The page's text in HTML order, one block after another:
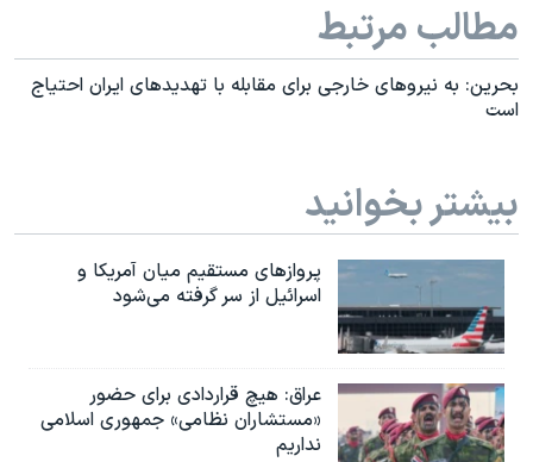
مطالب مرتبط
بحرین: به نیروهای خارجی برای مقابله با تهدیدهای ایران احتیاج
است
بیشتر بخوانید
پروازهای مستقیم میان آمریکا و
اسرائیل از سر گرفته می‌شود
عراق: هیچ قراردادی برای حضور
«مستشاران نظامی» جمهوری اسلامی
نداریم